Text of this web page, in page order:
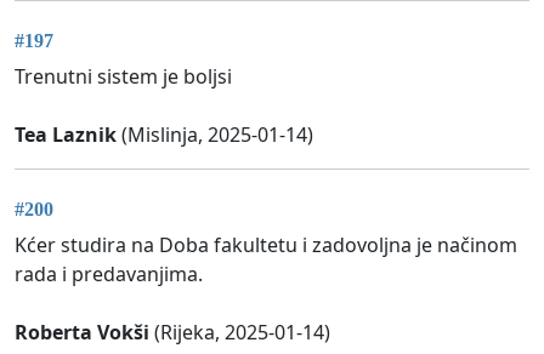
#197
Trenutni sistem je boljsi
Tea Laznik(Mislinja, 2025-01-14)
#200
Kćer studira na Doba fakultetu i zadovoljna je načinom
rada i predavanjima.
Roberta Vokši (Rijeka, 2025-01-14)